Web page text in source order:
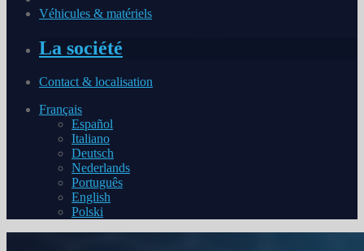
Véhicules & matériels
La société
Contact & localisation
Français
Español
Italiano
Deutsch
Nederlands
Português
English
Polski